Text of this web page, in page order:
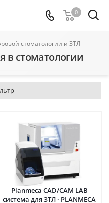
0
стоматологии и ЗТЛ
стоматологии
Planmeca CAD/CAM LAB
система для ЗТЛ · PLANMECA